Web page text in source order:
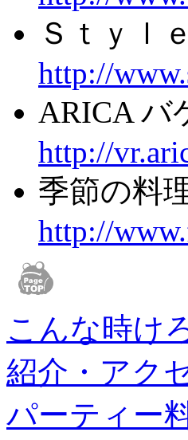
Ｓｔｙ
http://
ARICA バ
http://
季節の料
http://
こんな時け
紹介・アク
パーティー